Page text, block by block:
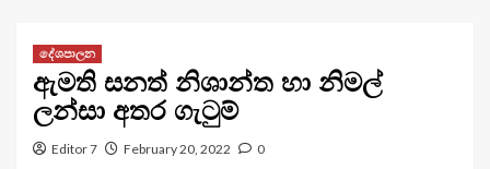
දේශපාලන
ඇමති සනත් නිශාන්ත හා නිමල්
ලන්සා අතර ගැටුම්
Editor 7 February 20, 2022 0